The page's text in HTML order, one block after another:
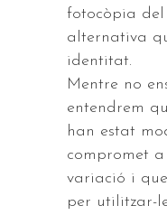
fotocòpia
alternativa
identitat.
Mentre no
entendrem
han estat
compromet
variació i
per utilitzar-